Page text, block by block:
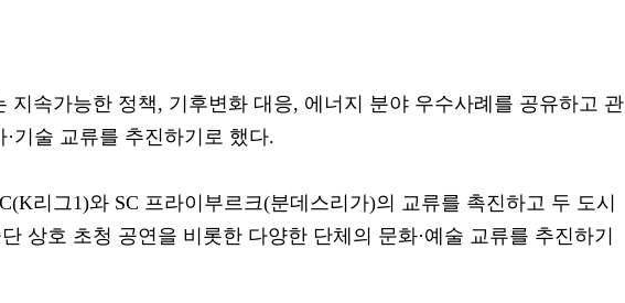
지속가능한 정책, 기후변화 대응, 에너지 분야 우수사례를 공유하고 관
·기술 교류를 추진하기로 했다.
리그1)와 SC 프라이부르크(분데스리가)의 교류를 촉진하고 두 도시
상호 초청 공연을 비롯한 다양한 단체의 문화·예술 교류를 추진하기